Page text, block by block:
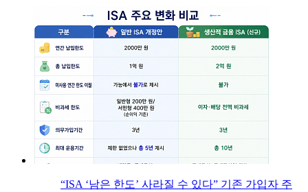
“ISA ‘남은 한도’ 사라질 수 있다” 기존 가입자 주